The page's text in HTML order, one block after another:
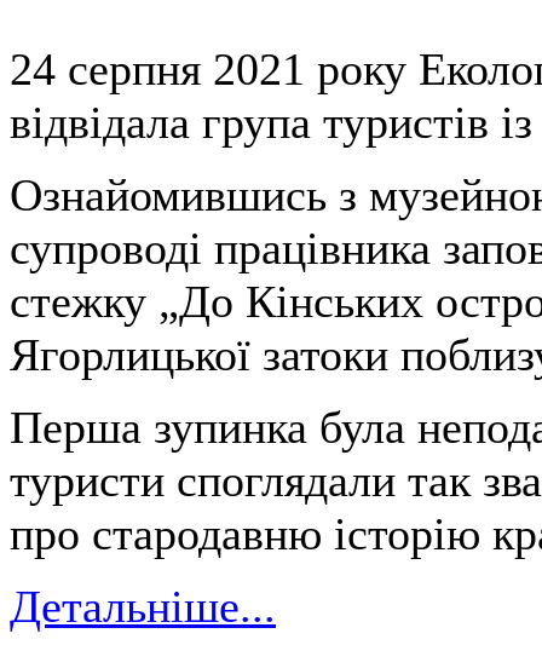
24 серпня 2021 року
відвідала група туристів
Ознайомившись з
супроводі працівника
стежку „До Кінських
Ягорлицької затоки
Перша зупинка була
туристи споглядали так
про стародавню історію
Детальніше...